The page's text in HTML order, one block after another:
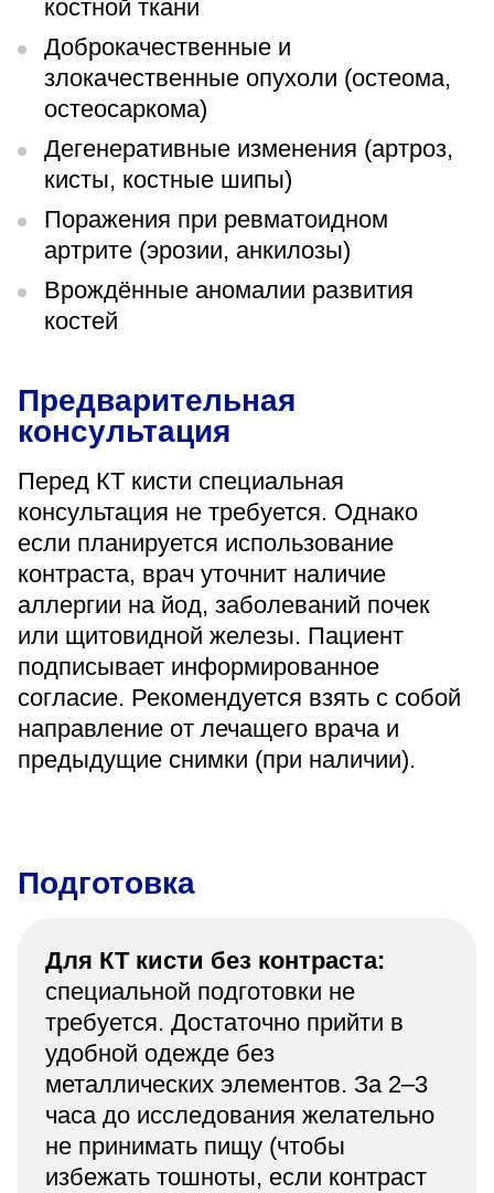
костной ткани
Доброкачественные и
злокачественные опухоли (остеома,
остеосаркома)
Дегенеративные изменения (артроз,
кисты, костные шипы)
Поражения при ревматоидном
артрите (эрозии, анкилозы)
Врождённые аномалии развития
костей
Предварительная
консультация
Перед КТ кисти специальная
консультация не требуется. Однако
если планируется использование
контраста, врач уточнит наличие
аллергии на йод, заболеваний почек
или щитовидной железы. Пациент
подписывает информированное
согласие. Рекомендуется взять с собой
направление от лечащего врача и
предыдущие снимки (при наличии).
Подготовка
Для КТ кисти без контраста:
специальной подготовки не
требуется. Достаточно прийти в
удобной одежде без
металлических элементов. За 2–3
часа до исследования желательно
не принимать пищу (чтобы
избежать тошноты, если контраст